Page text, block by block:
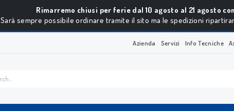
Rimarremo chiusi per ferie dal 10 agosto al 21 agosto
Sarà sempre possibile ordinare tramite il sito ma le spedizioni
Azienda Servizi Info Tecniche